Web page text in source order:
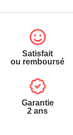
Satisfait
ou remboursé
Garantie
2 ans